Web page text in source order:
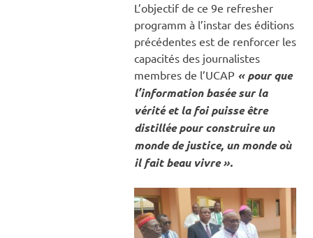
L’objectif de ce 9e refresher
programm à l’instar des éditions
précédentes est de renforcer les
capacités des journalistes
membres de l’UCAP « pour que
l’information basée sur la
vérité et la foi puisse être
distillée pour construire un
monde de justice, un monde où
il fait beau vivre ».